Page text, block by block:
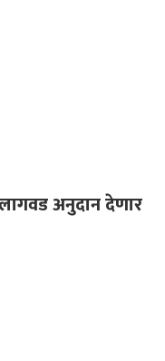
लागवड अनुदान देणार